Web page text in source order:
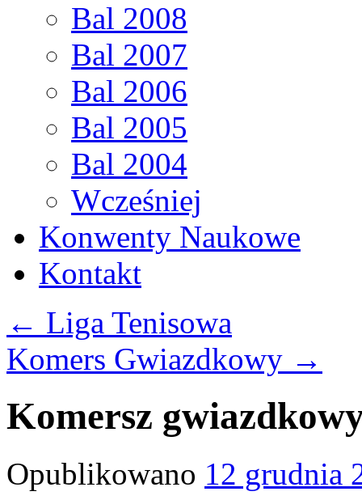
Bal 2008
Bal 2007
Bal 2006
Bal 2005
Bal 2004
Wcześniej
Konwenty Naukowe
Kontakt
← Liga Tenisowa
Komers Gwiazdkowy →
Komersz
Opublikowano 12 grudnia